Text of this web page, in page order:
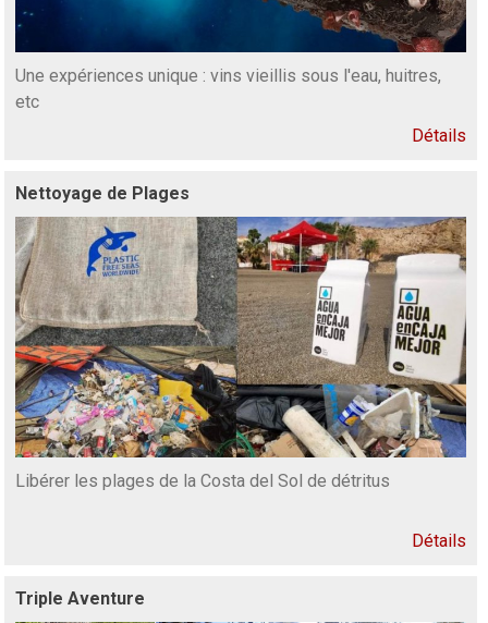
Une expériences unique : vins vieillis sous l'eau, huitres,
etc
Détails
Nettoyage de Plages
Libérer les plages de la Costa del Sol de détritus
Détails
Triple Aventure